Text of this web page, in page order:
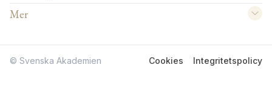
Mer
© Svenska Akademien Cookies Integritetspolicy